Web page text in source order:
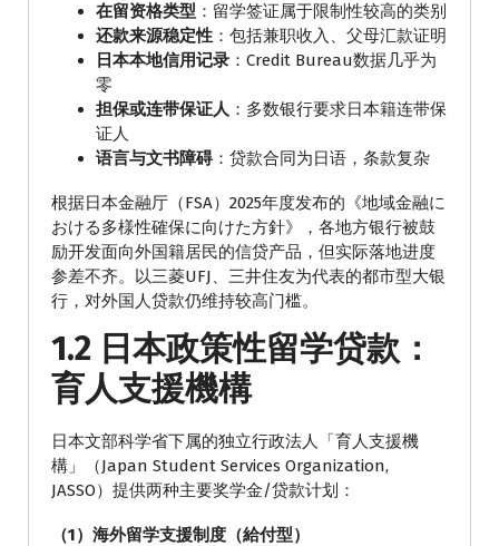
在留资格类型 ：留学签证属于限制性较高的类别
还款来源稳定性 ：包括兼职收入、父母汇款证明
日本本地信用记录 ：Credit Bureau数据几乎为
零
担保或连带保证人 ：多数银行要求日本籍连带保
证人
语言与文书障碍：贷款合同为日语，条款复杂
根据日本金融厅（FSA）2025年度发布的《地域金融に
おける多様性確保に向けた方針》，各地方银行被鼓
励开发面向外国籍居民的信贷产品，但实际落地进度
参差不齐。以三菱UFJ、三井住友为代表的都市型大银
行，对外国人贷款仍维持较高门槛。
1.2 日本政策性留学贷款：
育人支援機構
日本文部科学省下属的独立行政法人「育人支援機
構」（Japan Student Services Organization,
JASSO）提供两种主要奖学金/贷款计划：
（1）海外留学支援制度（給付型）